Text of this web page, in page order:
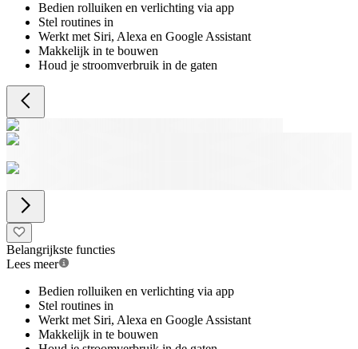
Bedien rolluiken en verlichting via app
Stel routines in
Werkt met Siri, Alexa en Google Assistant
Makkelijk in te bouwen
Houd je stroomverbruik in de gaten
Belangrijkste functies
Lees meer
Bedien rolluiken en verlichting via app
Stel routines in
Werkt met Siri, Alexa en Google Assistant
Makkelijk in te bouwen